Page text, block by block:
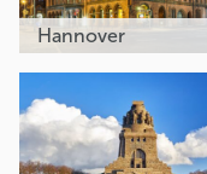
Hannover